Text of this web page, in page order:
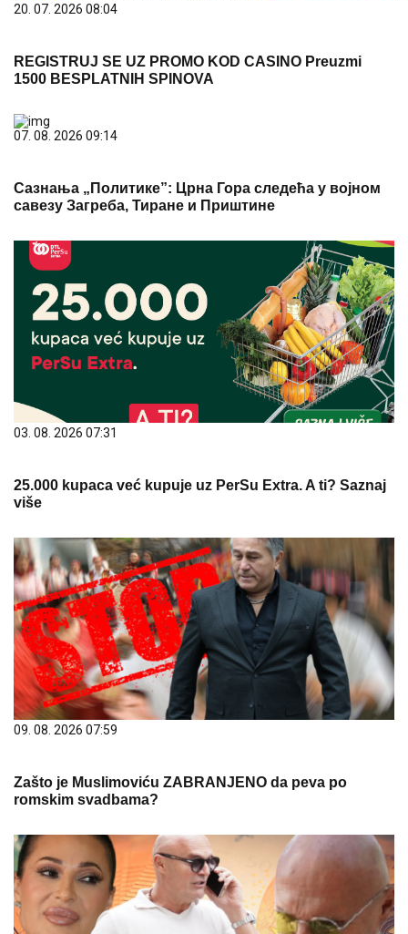
20. 07. 2026 08:04
REGISTRUJ SE UZ PROMO KOD CASINO Preuzmi
1500 BESPLATNIH SPINOVA
07. 08. 2026 09:14
Сазнања „Политике”: Црна Гора следећа у војном
савезу Загреба, Тиране и Приштине
03. 08. 2026 07:31
25.000 kupaca već kupuje uz PerSu Extra. A ti? Saznaj
više
09. 08. 2026 07:59
Zašto je Muslimoviću ZABRANJENO da peva po
romskim svadbama?